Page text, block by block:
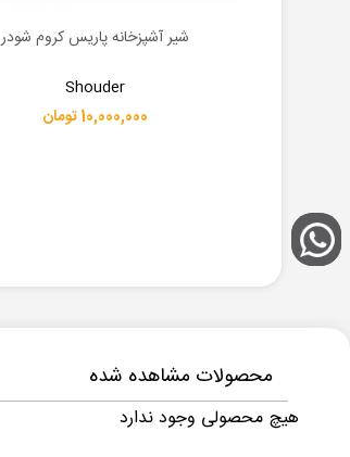
اطلاعات بیشتر
شیر آشپزخانه پاریس کروم شودر
Shouder
10,000,000 تومان
محصولات مشاهده شده
هیچ محصولی وجود ندارد